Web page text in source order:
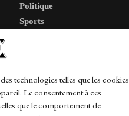
technologies telles que les cookies
Le consentement à ces
que le comportement de
Politique
Sports